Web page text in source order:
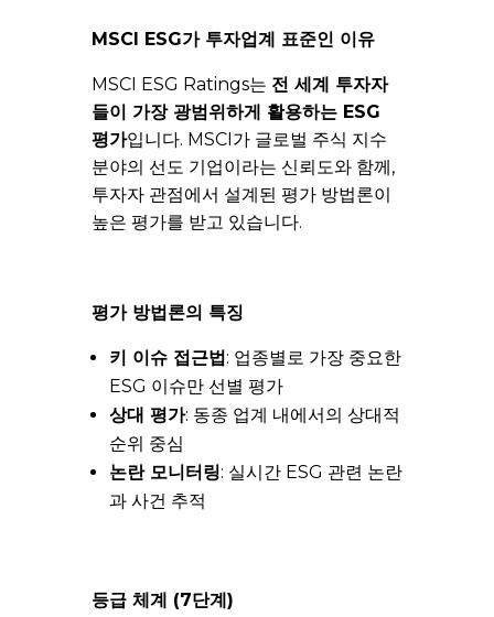
MSCI ESG가 투자업계 표준인 이유
MSCI ESG Ratings는 전 세계 투자자
들이 가장 광범위하게 활용하는 ESG
평가입니다. MSCI가 글로벌 주식 지수
분야의 선도 기업이라는 신뢰도와 함께,
투자자 관점에서 설계된 평가 방법론이
높은 평가를 받고 있습니다.
평가 방법론의 특징
키 이슈 접근법: 업종별로 가장 중요한
ESG 이슈만 선별 평가
상대 평가: 동종 업계 내에서의 상대적
순위 중심
논란 모니터링: 실시간 ESG 관련 논란
과 사건 추적
등급 체계 (7단계)